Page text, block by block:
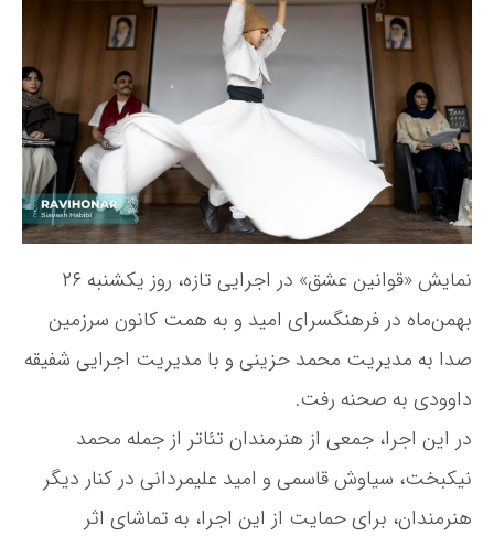
و
ع
ش
ق
ب
ا
ر
د
ی
ر
و
ح
ه
نمایش «قوانین عشق» در اجرایی تازه، روز یکشنبه ۲۶
بهمن‌ماه در فرهنگسرای امید و به همت کانون سرزمین
صدا به مدیریت محمد حزینی و با مدیریت اجرایی شفیقه
داوودی به صحنه رفت.
در این اجرا، جمعی از هنرمندان تئاتر از جمله محمد
نیکبخت، سیاوش قاسمی و امید علیمردانی در کنار دیگر
هنرمندان، برای حمایت از این اجرا، به تماشای اثر